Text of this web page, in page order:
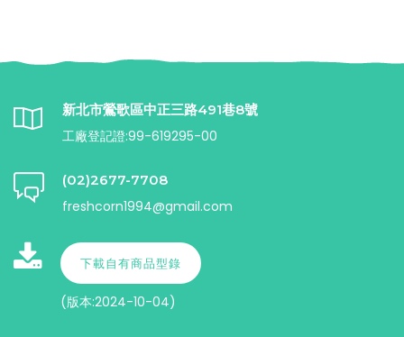
新北市鶯歌區中正三路491巷8號
工廠登記證:99-619295-00
(02)2677-7708
freshcorn1994@gmail.com
下載自有商品型錄
(版本:2024-10-04)